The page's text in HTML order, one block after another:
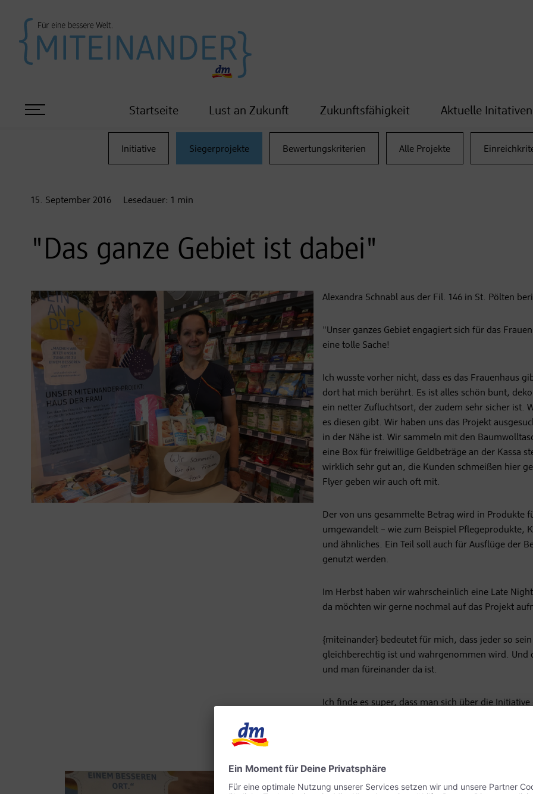
Startseite Lust an Zukunft Zukunftsfähigkeit Aktuelle Initativen
Initiative Siegerprojekte Bewertungskriterien Alle Projekte
15. September 2016 Lesedauer: 1 min
"Das ganze Gebiet ist dabei"
Alexandra Schnabl aus der Fil. 146 in St. Pölten
"Unser ganzes Gebiet engagiert sich für das
eine tolle Sache!
Ich wusste vorher nicht, dass es das Frauenhaus
dort hat mich berührt. Es ist alles schön bunt,
ein netter Zufluchtsort, der zudem sehr sicher ist.
es diesen gibt. Wir haben uns das Projekt
in der Nähe ist. Wir sammeln mit den
eine Box für freiwillige Geldbeträge an der Kassa
wirklich sehr gut an, die Kunden schmeißen hier
Flyer geben wir auch oft mit.
Der von uns gesammelte Betrag wird in Produkte
umgewandelt – wie zum Beispiel Pflegeprodukte,
und ähnliches. Ein Teil soll auch für Ausflüge der
genutzt werden.
Im Herbst haben wir wahrscheinlich eine Late
da möchten wir gerne nochmal auf das Projekt
{miteinander} bedeutet für mich, dass jeder so
gleichberechtig ist und wahrgenommen wird. Und
und man füreinander da ist.
Ich finde es super, dass man sich über die